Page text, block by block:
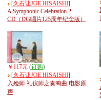
[久石让JOE HISAISHI]
A Symphonic Celebration 2
CD（DG唱片125周年纪念版）
￥117元 (订购)
[久石让JOE HISAISHI]
入殓师 礼仪师之奏鸣曲 电影原
声